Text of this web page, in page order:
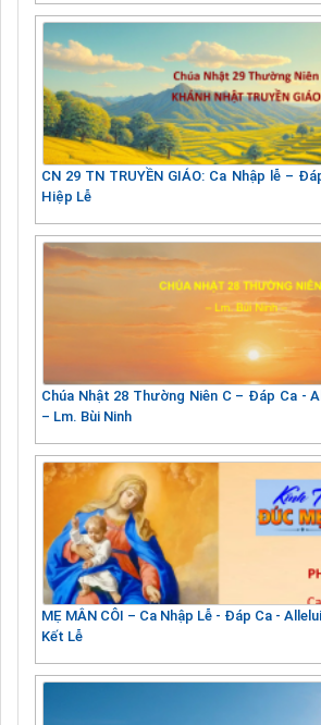
CN 29 TN TRUYỀN GIÁO: Ca Nhập lễ –
Hiệp Lễ
Chúa Nhật 28 Thường Niên C – Đáp Ca -
– Lm. Bùi Ninh
MẸ MÂN CÔI – Ca Nhập Lễ - Đáp Ca -
Kết Lễ